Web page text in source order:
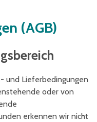
(AGB)
und Lieferbedingungen
oder von
erkennen wir nicht